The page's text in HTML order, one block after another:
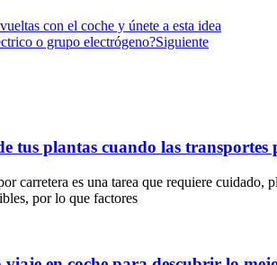
con el coche y únete a esta idea
o grupo electrógeno?Siguiente
tus plantas cuando las transportes
carretera es una tarea que requiere
por lo que factores